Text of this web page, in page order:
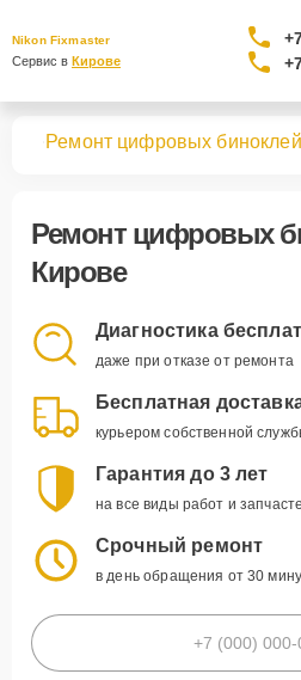
Nikon Fixmaster
Сервис в Кирове
Ремонт цифровых биноклей
Ремонт цифровых
Кирове
Диагностика
даже при отказе от ремонта
Бесплатная
курьером собственной
Гарантия до 3 лет
на все виды работ и
Срочный ремонт
в день обращения от 30